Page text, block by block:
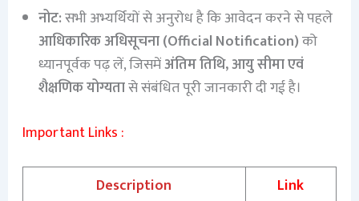
नोट:सभी अभ्यर्थियों से अनुरोध है कि आवेदन करने से पहले
आधिकारिक अधिसूचना (Official Notification)को
ध्यानपूर्वक पढ़ लें, जिसमेंअंतिम तिथि, आयु सीमा एवं
शैक्षणिक योग्यतासे संबंधित पूरी जानकारी दी गई है।
Important Links :
Description
Link